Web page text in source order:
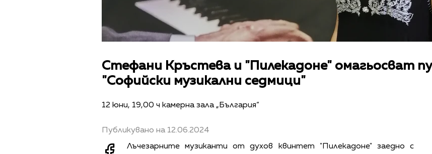
Стефани Кръстева и "Пилекадоне" омагьосват
"Софийски музикални седмици"
12 юни, 19,00 ч камерна зала „България“
Публикувано на 12.06.2024
Лъчезарните музиканти от духов квинтет "Пилекадоне" заедно с